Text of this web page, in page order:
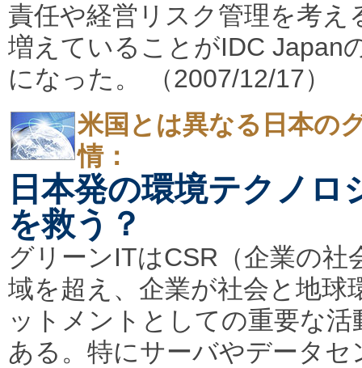
責任や経営リスク管理を考え
増えていることがIDC Japan
になった。 （2007/12/17）
米国とは異なる日本の
情：
日本発の環境テクノロ
を救う？
グリーンITはCSR（企業の社
域を超え、企業が社会と地球
ットメントとしての重要な
ある。特にサーバやデータセ